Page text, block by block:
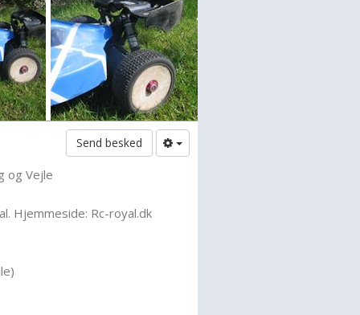
Send besked
og Vejle
Hjemmeside: Rc-royal.dk